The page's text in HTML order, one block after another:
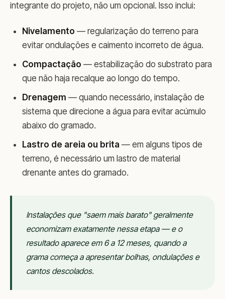
integrante do projeto, não um opcional. Isso inclui:
Nivelamento — regularização do terreno para
evitar ondulações e caimento incorreto de água.
Compactação — estabilização do substrato para
que não haja recalque ao longo do tempo.
Drenagem — quando necessário, instalação de
sistema que direcione a água para evitar acúmulo
abaixo do gramado.
Lastro de areia ou brita — em alguns tipos de
terreno, é necessário um lastro de material
drenante antes do gramado.
Instalações que "saem mais barato" geralmente
economizam exatamente nessa etapa — e o
resultado aparece em 6 a 12 meses, quando a
grama começa a apresentar bolhas, ondulações e
cantos descolados.